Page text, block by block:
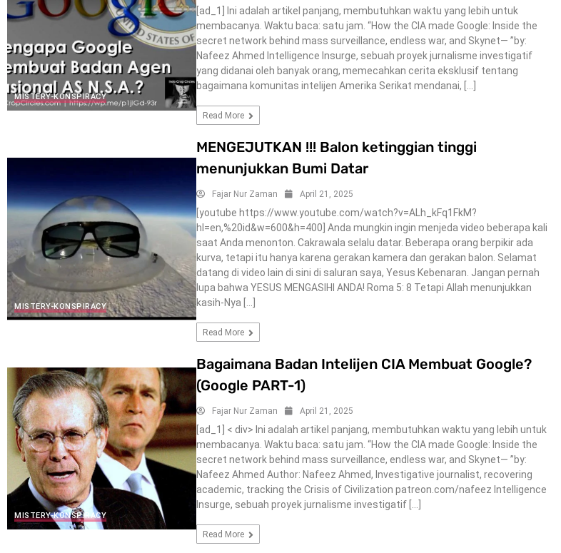
MISTERY-KONSPIRACY
[ad_1] Ini adalah artikel panjang, membutuhkan waktu yang lebih untuk
membacanya. Waktu baca: satu jam. “How the CIA made Google: Inside the
secret network behind mass surveillance, endless war, and Skynet— ”by:
Nafeez Ahmed Intelligence Insurge, sebuah proyek jurnalisme investigatif
yang didanai oleh banyak orang, memecahkan cerita eksklusif tentang
bagaimana komunitas intelijen Amerika Serikat mendanai, […]
Read More
MISTERY-KONSPIRACY
MENGEJUTKAN !!! Balon ketinggian tinggi
menunjukkan Bumi Datar
Fajar Nur Zaman April 21, 2025
[youtube https://www.youtube.com/watch?v=ALh_kFq1FkM?
hl=en,%20id&w=600&h=400] Anda mungkin ingin menjeda video beberapa kali
saat Anda menonton. Cakrawala selalu datar. Beberapa orang berpikir ada
kurva, tetapi itu hanya karena gerakan kamera dan gerakan balon. Selamat
datang di video lain di sini di saluran saya, Yesus Kebenaran. Jangan pernah
lupa bahwa YESUS MENGASIHI ANDA! Roma 5: 8 Tetapi Allah menunjukkan
kasih-Nya […]
Read More
MISTERY-KONSPIRACY
Bagaimana Badan Intelijen CIA Membuat Google?
(Google PART-1)
Fajar Nur Zaman April 21, 2025
[ad_1] < div> Ini adalah artikel panjang, membutuhkan waktu yang lebih untuk
membacanya. Waktu baca: satu jam. “How the CIA made Google: Inside the
secret network behind mass surveillance, endless war, and Skynet— ”by:
Nafeez Ahmed Author: Nafeez Ahmed, Investigative journalist, recovering
academic, tracking the Crisis of Civilization patreon.com/nafeez Intelligence
Insurge, sebuah proyek jurnalisme investigatif […]
Read More